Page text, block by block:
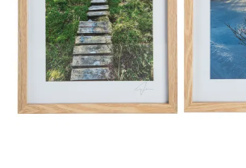
TEKSTIL
KJØKKEN
MØBLER